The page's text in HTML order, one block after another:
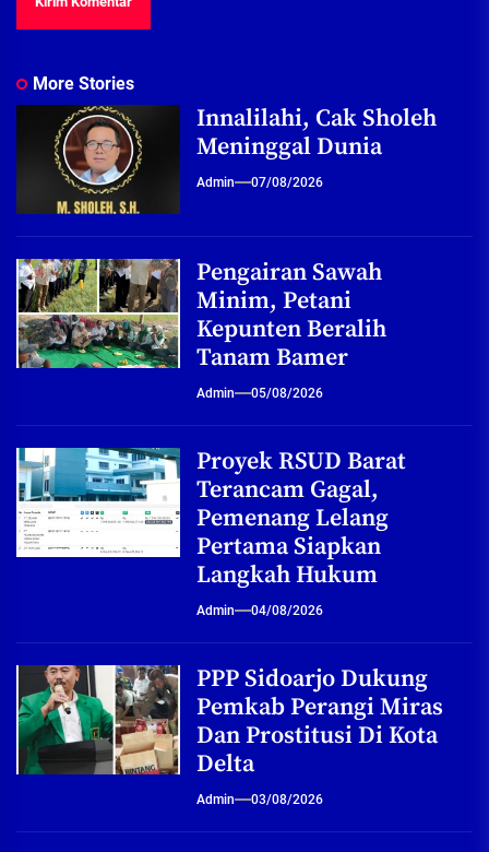
More Stories
Innalilahi, Cak Sholeh
Meninggal Dunia
Admin 07/08/2026
Pengairan Sawah
Minim, Petani
Kepunten Beralih
Tanam Bamer
Admin 05/08/2026
Proyek RSUD Barat
Terancam Gagal,
Pemenang Lelang
Pertama Siapkan
Langkah Hukum
Admin 04/08/2026
PPP Sidoarjo Dukung
Pemkab Perangi Miras
Dan Prostitusi Di Kota
Delta
Admin 03/08/2026